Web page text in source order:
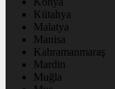
Kütahya
Malatya
Manisa
Kahramanmaraş
Mardin
Muğla